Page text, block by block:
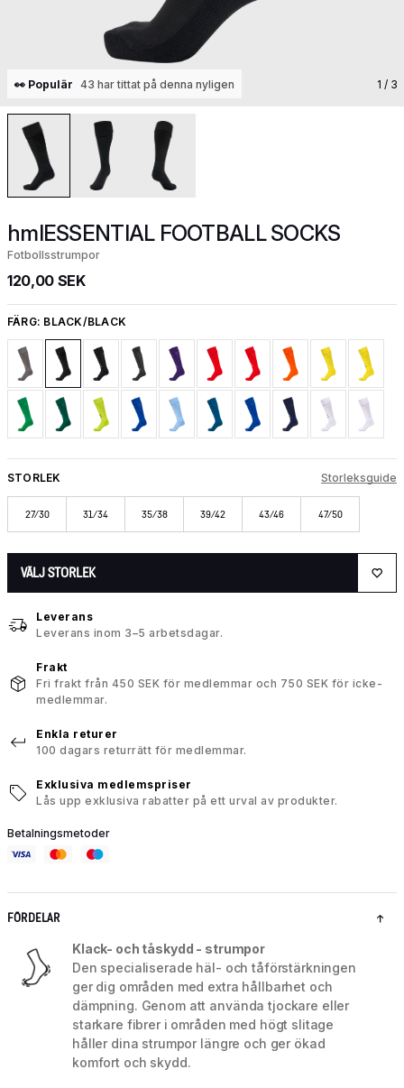
👀 Populär 43 har tittat på denna nyligen 1 / 3
hmlESSENTIAL FOOTBALL SOCKS
Fotbollsstrumpor
120,00 SEK
FÄRG: BLACK/BLACK
STORLEK Storleksguide
27/30 31/34 35/38 39/42 43/46 47/50
VÄLJ STORLEK
Leverans
Leverans inom 3–5 arbetsdagar.
Frakt
Fri frakt från 450 SEK för medlemmar och 750 SEK för icke-
medlemmar.
Enkla returer
100 dagars returrätt för medlemmar.
Exklusiva medlemspriser
Lås upp exklusiva rabatter på ett urval av produkter.
Betalningsmetoder
FÖRDELAR
Klack- och tåskydd - strumpor
Den specialiserade häl- och tåförstärkningen
ger dig områden med extra hållbarhet och
dämpning. Genom att använda tjockare eller
starkare fibrer i områden med högt slitage
håller dina strumpor längre och ger ökad
komfort och skydd.